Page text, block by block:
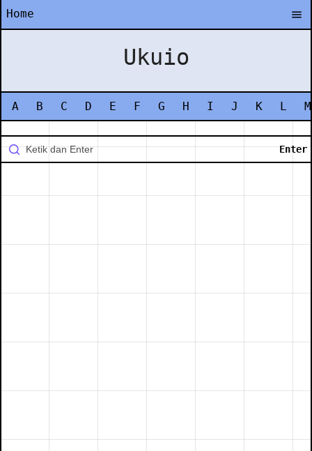
Home
Ukuio
A B C D E F G H I J K L M